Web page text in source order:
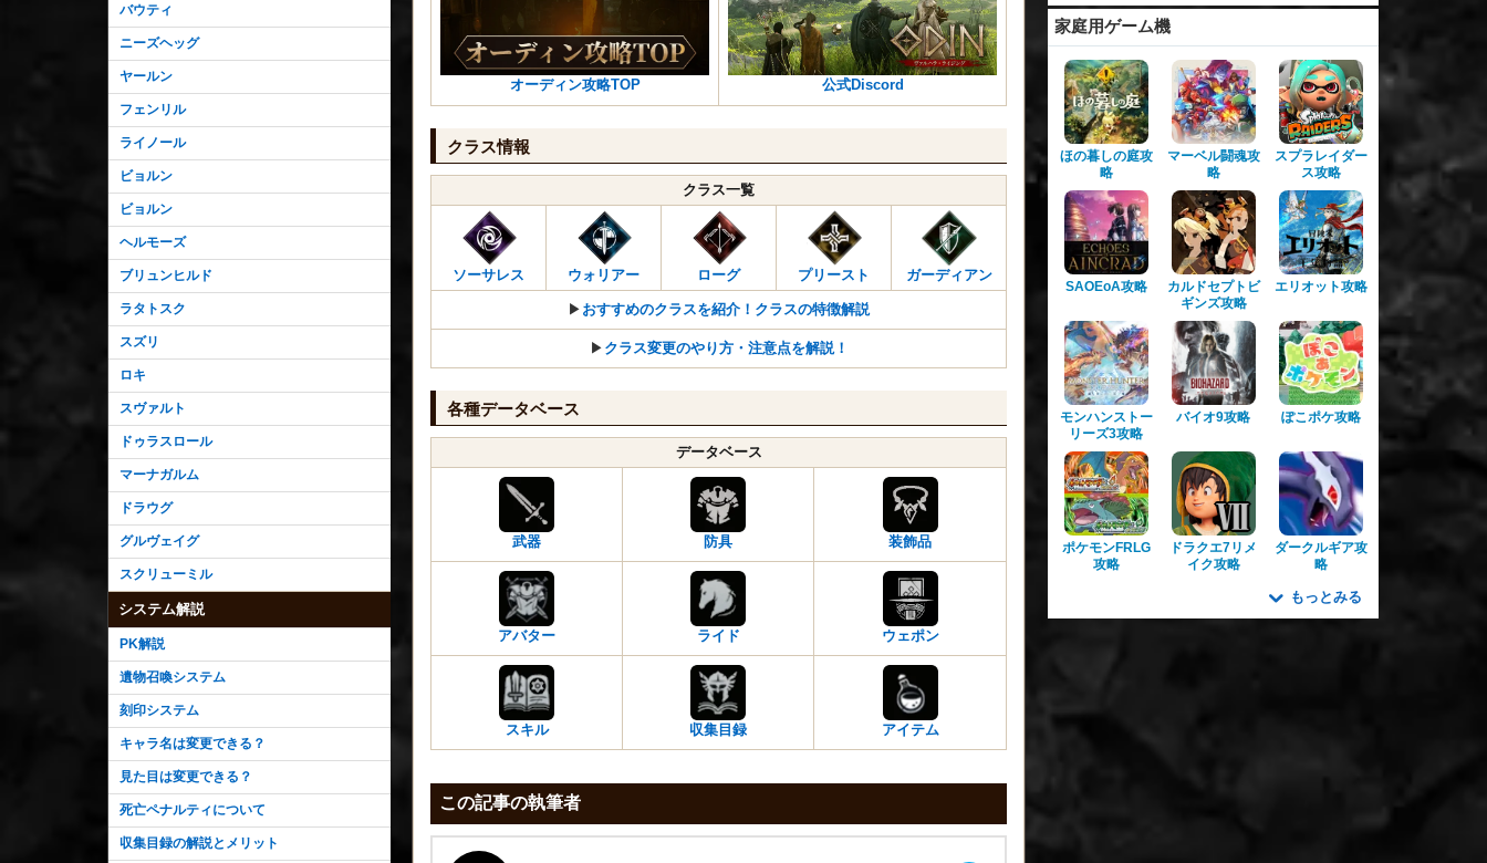
オーディン攻略TOP 公式Discord
クラス情報
クラス一覧
ソーサレス ウォリアー ローグ プリースト ガーディアン
▶︎ おすすめのクラスを紹介！クラスの特徴解説
▶︎ クラス変更のやり方・注意点を解説！
各種データベース
データベース
武器 防具 装飾品
アバター ライド ウェポン
スキル 収集目録 アイテム
この記事の執筆者
バウティ
ニーズヘッグ
ヤールン
フェンリル
ライノール
ビョルン
ビョルン
ヘルモーズ
ブリュンヒルド
ラタトスク
スズリ
ロキ
スヴァルト
ドゥラスロール
マーナガルム
ドラウグ
グルヴェイグ
スクリューミル
システム解説
PK解説
遺物召喚システム
刻印システム
キャラ名は変更できる？
見た目は変更できる？
死亡ペナルティについて
収集目録の解説とメリット
家庭用ゲーム機
ほの暮しの庭攻
略
マーベル闘魂攻
略
スプラレイダー
ス攻略
SAOEoA攻略
カルドセプトビ
ギンズ攻略
エリオット攻略
モンハンストー
リーズ3攻略
バイオ9攻略 ぽこポケ攻略
ポケモンFRLG
攻略
ドラクエ7リメ
イク攻略
ダークルギア攻
略
もっとみる